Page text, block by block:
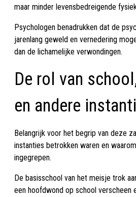
maar minder levensbedreigende
Psychologen benadrukken dat de
jarenlang geweld en vernedering
dan de lichamelijke verwondingen.
De rol van
en andere
Belangrijk voor het begrip van deze
instanties betrokken waren en
ingegrepen.
De basisschool van het meisje trok
een hoofdwond op school verscheen